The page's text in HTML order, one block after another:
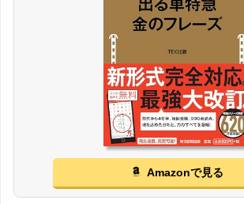
Amazonで見る